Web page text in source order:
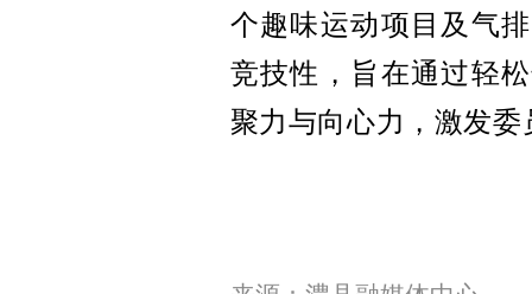
个趣味运动项目及气
竞技性，旨在通过轻
聚力与向心力，激发